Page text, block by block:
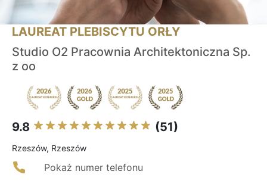
LAUREAT PLEBISCYTU ORŁY
Studio O2 Pracownia Architektoniczna Sp.
z oo
9.8 (51)
Rzeszów, Rzeszów
Pokaż numer telefonu